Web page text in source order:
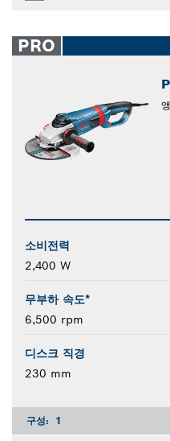
PRO
소비전력
2,400 W
무부하 속도*
6,500 rpm
디스크 직경
230 mm
구성: 1